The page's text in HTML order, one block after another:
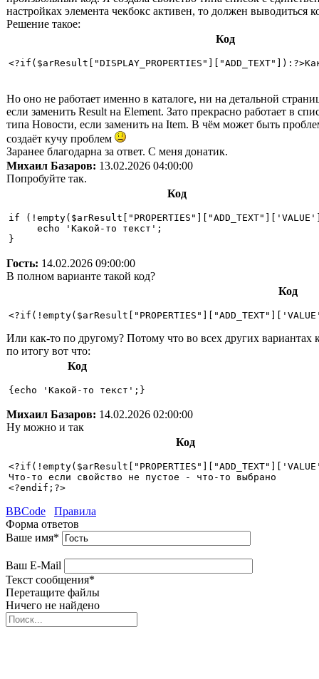
настройках элемента чекбокс активен, то должен выводиться
Решение такое:
Код
Но оно не работает именно в каталоге, ни на детальной
если заменить Result на Element. Зато прекрасно работает в
типа Новости, если заменить на Item. В чём может быть
создаёт кучу проблем
Заранее благодарна за ответ. С меня донатик.
Михаил Базаров: 13.02.2026 04:00:00
Попробуйте так.
Код
if
echo 'Какой-то текст';
Гость: 14.02.2026 09:00:00
В полном варианте такой код?
Код
Или как-то по другому? Потому что во всех других
по итогу вот что:
Код
Михаил Базаров: 14.02.2026 02:00:00
Ну можно и так
Код
Что-то если свойство не пустое - что-то выбрано
BBCode
Правила
Форма ответов
Ваше имя*
Ваш E-Mail
Текст сообщения*
Перетащите файлы
Ничего не найдено